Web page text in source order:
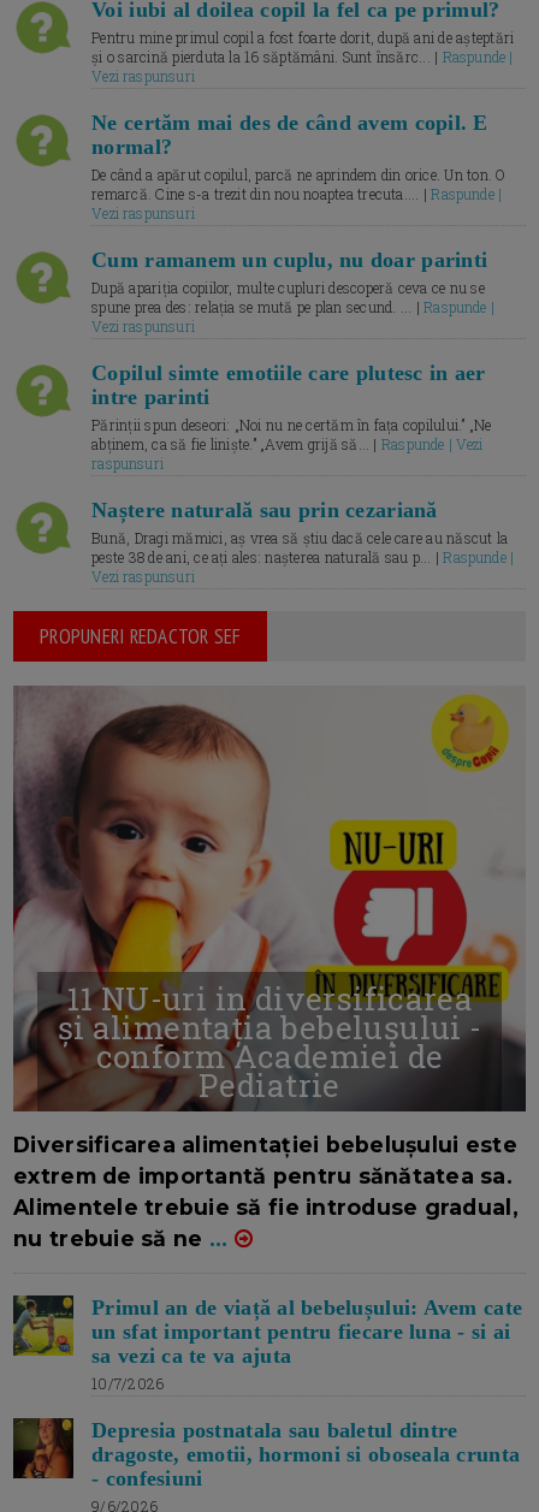
Voi iubi al doilea copil la fel ca pe primul?
Pentru mine primul copil a fost foarte dorit, după ani de așteptări
și o sarcină pierduta la 16 săptămâni. Sunt însărc... | Raspunde |
Vezi raspunsuri
Ne certăm mai des de când avem copil. E
normal?
De când a apărut copilul, parcă ne aprindem din orice. Un ton. O
remarcă. Cine s-a trezit din nou noaptea trecuta.... |Raspunde |
Vezi raspunsuri
Cum ramanem un cuplu, nu doar parinti
După apariția copiilor, multe cupluri descoperă ceva ce nu se
spune prea des: relația se mută pe plan secund. ... |Raspunde |
Vezi raspunsuri
Copilul simte emotiile care plutesc in aer
intre parinti
Părinții spun deseori: „Noi nu ne certăm în fața copilului.” „Ne
abținem, ca să fie liniște.” „Avem grijă să... | Raspunde | Vezi
raspunsuri
Naștere naturală sau prin cezariană
Bună, Dragi mămici, aș vrea să știu dacă cele care au născut la
peste 38 de ani, ce ați ales: nașterea naturală sau p... |Raspunde |
Vezi raspunsuri
PROPUNERI REDACTOR SEF
11 NU-uri in diversificarea
și alimentația bebelușului -
conform Academiei de
Pediatrie
Diversificarea alimentației bebelușului este
extrem de importantă pentru sănătatea sa.
Alimentele trebuie să fie introduse gradual,
nu trebuie să ne ...
Primul an de viață al bebelușului: Avem cate
un sfat important pentru fiecare luna - si ai
sa vezi ca te va ajuta
10/7/2026
Depresia postnatala sau baletul dintre
dragoste, emotii, hormoni si oboseala crunta
- confesiuni
9/6/2026